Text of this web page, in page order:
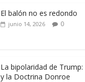
El balón no es redondo
junio 14, 2026 0
La bipolaridad de Trump:
y la Doctrina Donroe